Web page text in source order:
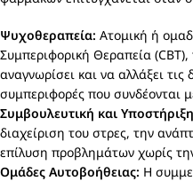
Ψυχοθεραπεία: Ατομική ή
Συμπεριφορική Θεραπεία
αναγνωρίσει και να αλλάξει τις
συμπεριφορές που συνδέονται
Συμβουλευτική και
διαχείριση του στρες, την
επίλυση προβλημάτων χωρίς
Ομάδες Αυτοβοήθειας: Η